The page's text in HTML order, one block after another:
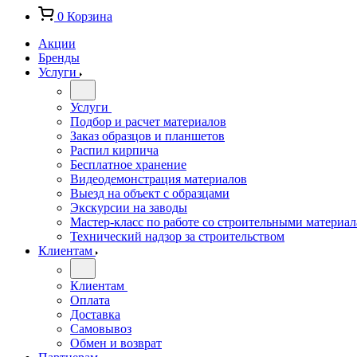
0 Корзина
Акции
Бренды
Услуги
Услуги
Подбор и расчет материалов
Заказ образцов и планшетов
Распил кирпича
Бесплатное хранение
Видеодемонстрация материалов
Выезд на объект с образцами
Экскурсии на заводы
Мастер-класс по работе со строительными
Технический надзор за строительством
Клиентам
Клиентам
Оплата
Доставка
Самовывоз
Обмен и возврат